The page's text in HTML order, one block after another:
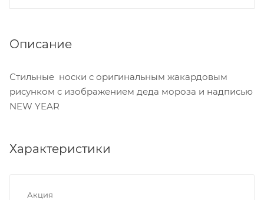
Описание
Стильные носки с оригинальным жакардовым
рисунком с изображением деда мороза и надписью
NEW YEAR
Характеристики
Акция